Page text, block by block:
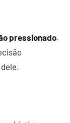
pressionado.